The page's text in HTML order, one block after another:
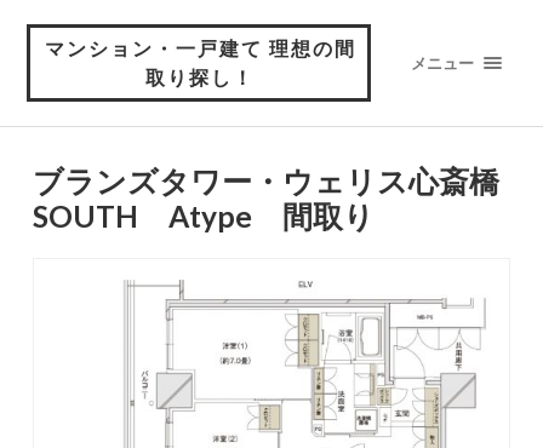
マンション・一戸建て 理想の間
取り探し！
メニュー
ブランズタワー・ウェリス心斎橋
SOUTH Atype 間取り